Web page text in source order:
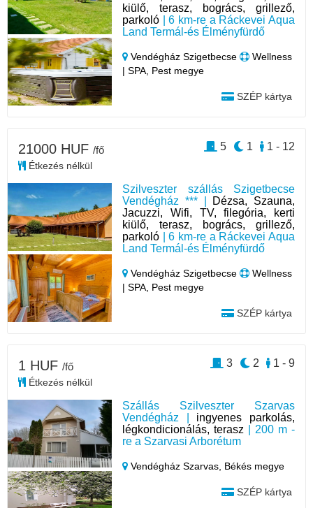
kiülő, terasz, bogrács, grillező,
parkoló | 6 km-re a Ráckevei Aqua
Land Termál-és Élményfürdő
Vendégház Szigetbecse
Wellness
| SPA, Pest megye
SZÉP kártya
Szilveszter szállás Szigetbecse
Vendégház *** |
Dézsa, Szauna,
Jacuzzi, Wifi, TV, filegória, kerti
kiülő, terasz, bogrács, grillező,
parkoló | 6 km-re a Ráckevei Aqua
Land Termál-és Élményfürdő
Vendégház Szigetbecse
Wellness
| SPA, Pest megye
SZÉP kártya
21000 HUF /fő
Étkezés nélkül
1 - 12
1
5
Szállás Szilveszter Szarvas
Vendégház | ingyenes parkolás,
légkondicionálás, terasz | 200 m -
re a Szarvasi Arborétum
Vendégház Szarvas, Békés megye
SZÉP kártya
1 HUF /fő
Étkezés nélkül
1 - 9
2
3